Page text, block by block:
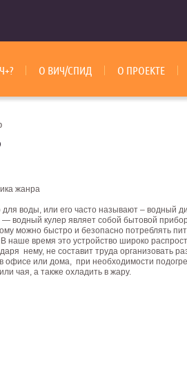
О ВИЧ/СПИД О ПРОЕКТЕ
жанра
для воды, или его часто называют – водный
— водный кулер являет собой бытовой
можно быстро и безопасно потреблять
наше время это устройство широко
нему, не составит труда организовать
офисе или дома, при необходимости
чая, а также охладить в жару.